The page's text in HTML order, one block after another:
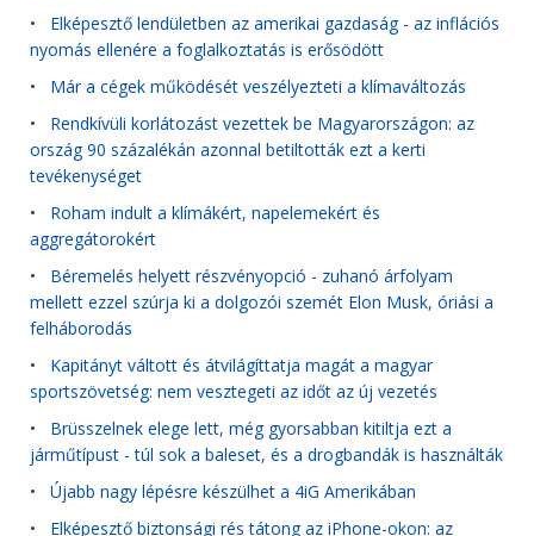
• Elképesztő lendületben az amerikai gazdaság - az inflációs
nyomás ellenére a foglalkoztatás is erősödött
• Már a cégek működését veszélyezteti a klímaváltozás
• Rendkívüli korlátozást vezettek be Magyarországon: az
ország 90 százalékán azonnal betiltották ezt a kerti
tevékenységet
• Roham indult a klímákért, napelemekért és
aggregátorokért
• Béremelés helyett részvényopció - zuhanó árfolyam
mellett ezzel szúrja ki a dolgozói szemét Elon Musk, óriási a
felháborodás
• Kapitányt váltott és átvilágíttatja magát a magyar
sportszövetség: nem vesztegeti az időt az új vezetés
• Brüsszelnek elege lett, még gyorsabban kitiltja ezt a
járműtípust - túl sok a baleset, és a drogbandák is használták
• Újabb nagy lépésre készülhet a 4iG Amerikában
• Elképesztő biztonsági rés tátong az iPhone-okon: az